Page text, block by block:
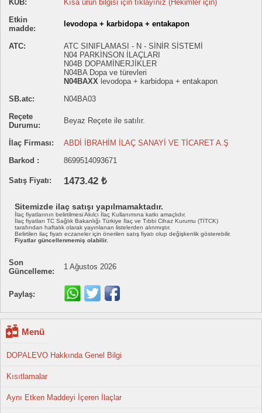
KUB:
Kısa ürün bilgisi için tıklayınız (Hekimler için)
Etkin
madde:
levodopa + karbidopa + entakapon
ATC:
ATC SINIFLAMASI - N - SİNİR SİSTEMİ
N04 PARKİNSON İLAÇLARI
N04B DOPAMİNERJİKLER
N04BA Dopa ve türevleri
N04BAXX levodopa + karbidopa + entakapon
SB.atc:
N04BA03
Reçete
Durumu:
Beyaz Reçete ile satılır.
İlaç Firması:
ABDİ İBRAHİM İLAÇ SANAYİ VE TİCARET A.Ş
Barkod :
8699514093671
Satış Fiyatı: 1473.42 ₺
Sitemizde ilaç satışı yapılmamaktadır.
İlaç fiyatlarının belirtilmesi Akılcı İlaç Kullanımına katkı amaçlıdır.
İlaç fiyatları TC Sağlık Bakanlığı Türkiye İlaç ve Tıbbi Cihaz Kurumu (TİTCK)
tarafından haftalık olarak yayınlanan listelerden alınmıştır.
Belirtilen ilaç fiyatı eczaneler için önerilen satış fiyatı olup değişkenlik gösterebilir.
Fiyatlar güncellenmemiş olabilir.
Son
Güncelleme:
1 Ağustos 2026
Paylaş:
Menü
DOPALEVO Hakkında Genel Bilgi
Kısıtlamalar
Aynı Etken Maddeyi İçeren İlaçlar